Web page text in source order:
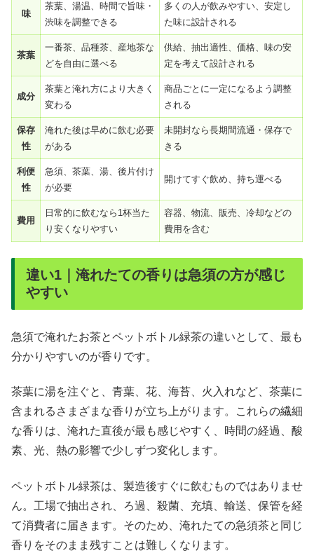
味
茶葉、湯温、時間で旨味・
渋味を調整できる
多くの人が飲みやすい、安定し
た味に設計される
茶葉
一番茶、品種茶、産地茶な
どを自由に選べる
供給、抽出適性、価格、味の安
定を考えて設計される
成分
茶葉と淹れ方により大きく
変わる
商品ごとに一定になるよう調整
される
保存
性
淹れた後は早めに飲む必要
がある
未開封なら長期間流通・保存で
きる
利便
性
急須、茶葉、湯、後片付け
が必要
開けてすぐ飲め、持ち運べる
費用
日常的に飲むなら1杯当た
り安くなりやすい
容器、物流、販売、冷却などの
費用を含む
違い1｜淹れたての香りは急須の方が感じ
やすい
急須で淹れたお茶とペットボトル緑茶の違いとして、最も
分かりやすいのが香りです。
茶葉に湯を注ぐと、青葉、花、海苔、火入れなど、茶葉に
含まれるさまざまな香りが立ち上がります。これらの繊細
な香りは、淹れた直後が最も感じやすく、時間の経過、酸
素、光、熱の影響で少しずつ変化します。
ペットボトル緑茶は、製造後すぐに飲むものではありませ
ん。工場で抽出され、ろ過、殺菌、充填、輸送、保管を経
て消費者に届きます。そのため、淹れたての急須茶と同じ
香りをそのまま残すことは難しくなります。